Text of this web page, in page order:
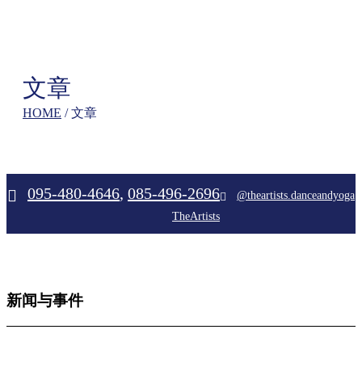
文章
HOME /文章
095-480-4646, 085-496-2696
@theartists.danceandyoga
TheArtists
新闻与事件